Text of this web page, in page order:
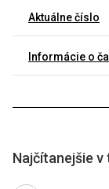
Aktuálne číslo
Informácie o
Najčítanejšie